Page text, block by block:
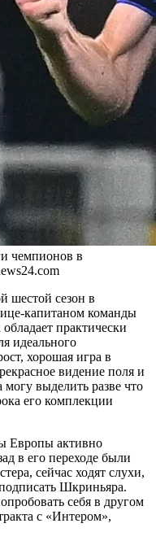
чемпионов в
шестой сезон в
капитаном команды
практически
идеального
хорошая игра в
видение поля и
выделить разве что
его комплекции
Европы активно
в его переходе были
сейчас ходят слухи,
Шкриньяра.
себя в другом
с «Интером»,